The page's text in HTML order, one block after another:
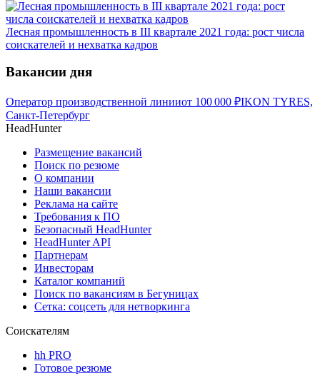
Лесная промышленность в III квартале 2021 года: рост числа
соискателей и нехватка кадров
Вакансии дня
Оператор производственной линииот 100 000 ₽IKON TYRES,
Санкт-Петербург
HeadHunter
Размещение вакансий
Поиск по резюме
О компании
Наши вакансии
Реклама на сайте
Требования к ПО
Безопасный HeadHunter
HeadHunter API
Партнерам
Инвесторам
Каталог компаний
Поиск по вакансиям в Бегуницах
Сетка: соцсеть для нетворкинга
Соискателям
hh PRO
Готовое резюме